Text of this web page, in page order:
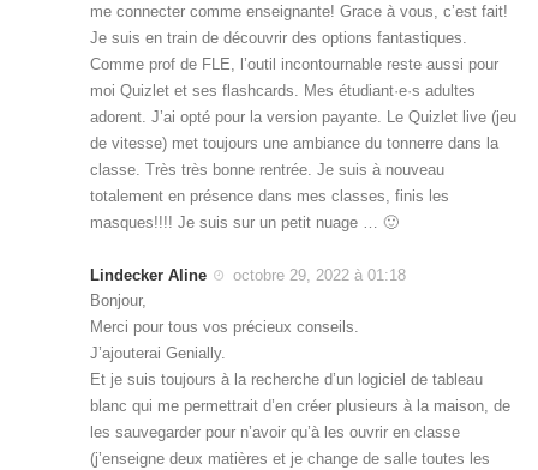
me connecter comme enseignante! Grace à vous, c’est fait!
Je suis en train de découvrir des options fantastiques.
Comme prof de FLE, l’outil incontournable reste aussi pour
moi Quizlet et ses flashcards. Mes étudiant·e·s adultes
adorent. J’ai opté pour la version payante. Le Quizlet live (jeu
de vitesse) met toujours une ambiance du tonnerre dans la
classe. Très très bonne rentrée. Je suis à nouveau
totalement en présence dans mes classes, finis les
masques!!!! Je suis sur un petit nuage … 🙂
Lindecker Aline
octobre 29, 2022 à 01:18
Bonjour,
Merci pour tous vos précieux conseils.
J’ajouterai Genially.
Et je suis toujours à la recherche d’un logiciel de tableau
blanc qui me permettrait d’en créer plusieurs à la maison, de
les sauvegarder pour n’avoir qu’à les ouvrir en classe
(j’enseigne deux matières et je change de salle toutes les